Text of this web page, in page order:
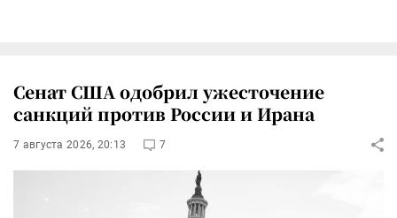
Сенат США одобрил ужесточение
санкций против России и Ирана
7 августа 2026, 20:13 7